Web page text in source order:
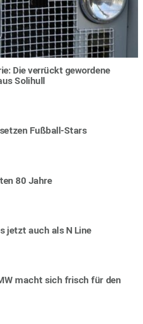
Die verrückt gewordene
Solihull
Fußball-Stars
80 Jahre
jetzt auch als N Line
macht sich frisch für den